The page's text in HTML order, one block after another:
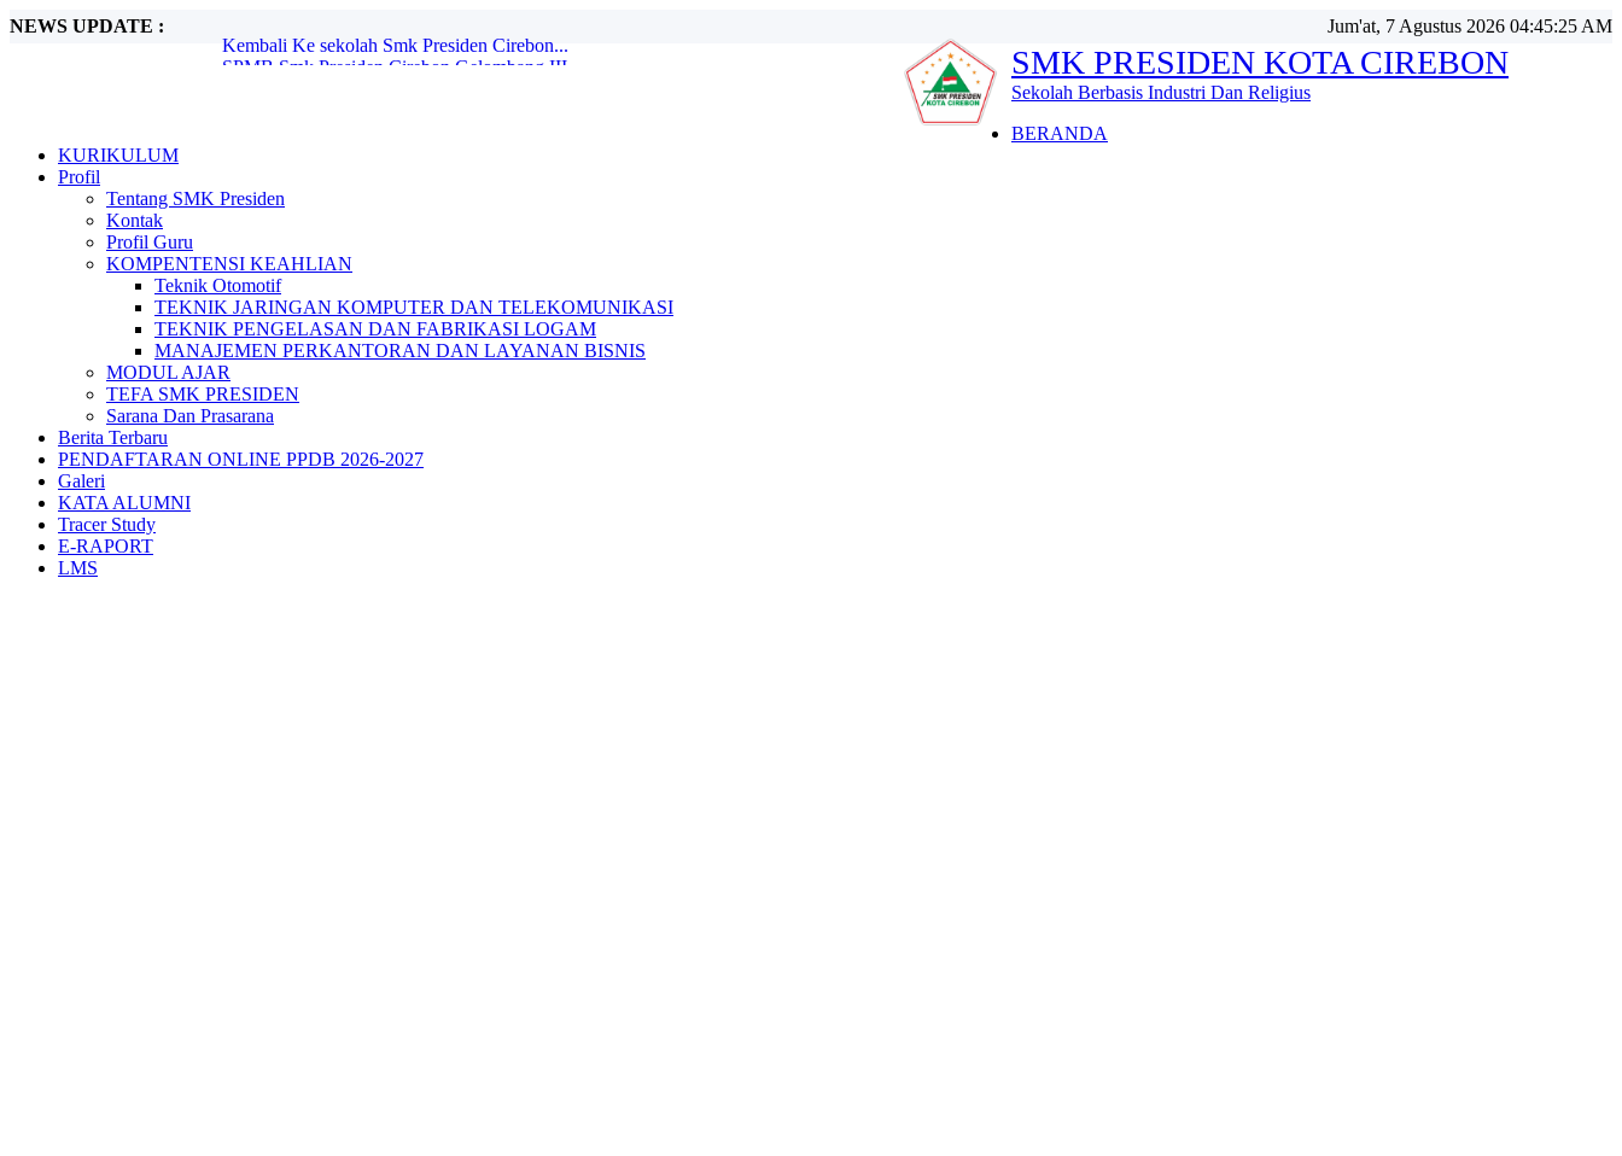
NEWS UPDATE :
SPMB Smk Presiden Cirebon Gelombang III...
Berita hoax, Hati hati!! ...
Kembali Ke sekolah Smk Presiden Cirebon...
Jum'at, 7 Agustus 2026 04:45:26 AM
SMK PRESIDEN KOTA CIREBON
Sekolah Berbasis Industri Dan Religius
BERANDA
KURIKULUM
Profil
Tentang SMK Presiden
Kontak
Profil Guru
KOMPENTENSI KEAHLIAN
Teknik Otomotif
TEKNIK JARINGAN KOMPUTER DAN TELEKOMUNIKASI
TEKNIK PENGELASAN DAN FABRIKASI LOGAM
MANAJEMEN PERKANTORAN DAN LAYANAN BISNIS
MODUL AJAR
TEFA SMK PRESIDEN
Sarana Dan Prasarana
Berita Terbaru
PENDAFTARAN ONLINE PPDB 2026-2027
Galeri
KATA ALUMNI
Tracer Study
E-RAPORT
LMS